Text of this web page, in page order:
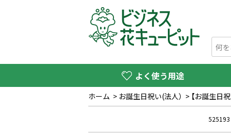
よく使う用途
ホーム > お誕生日祝い(法人） > 【お誕生日
525193